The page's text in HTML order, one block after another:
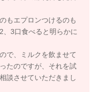
2025/12/16 12:13
もエプロンつけるのも
、3口食べると明らかに
で、ミルクを飲ませて
たのですが、それを試
談させていただきまし